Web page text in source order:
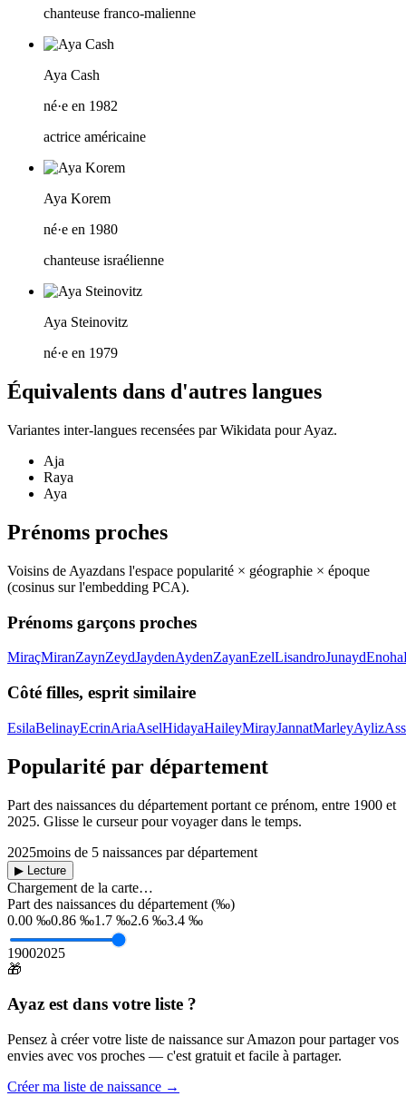
chanteuse franco-malienne
Aya Cash
né·e en 1982
actrice américaine
Aya Korem
né·e en 1980
chanteuse israélienne
Aya Steinovitz
né·e en 1979
Équivalents dans d'autres langues
Variantes inter-langues recensées par Wikidata pourAyaz.
Aja
Raya
Aya
Prénoms proches
Voisins de Ayazdans l'espace popularité × géographie × époque
(cosinus sur l'embedding PCA).
Prénoms garçons proches
MiraçMiranZaynZeydJaydenAydenZayanEzelLisandroJunaydEnoha
Côté filles, esprit similaire
EsilaBelinayEcrinAriaAselHidayaHaileyMirayJannatMarleyAyliz
Popularité par département
Part des naissances du département portant ce prénom, entre 1900 et
2025. Glisse le curseur pour voyager dans le temps.
2025moins de 5 naissances par département
▶ Lecture
Chargement de la carte…
Part des naissances du département (‰)
0.00 ‰0.86 ‰1.7 ‰2.6 ‰3.4 ‰
19002025
🎁
Ayaz est dans votre liste ?
Pensez à créer votre liste de naissance sur Amazon pour partager vos
envies avec vos proches — c'est gratuit et facile à partager.
Créer ma liste de naissance →